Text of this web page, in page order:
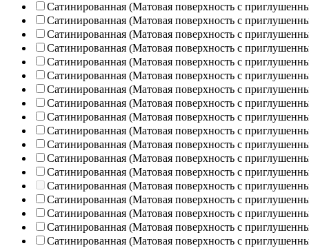
Сатинированная (Матовая поверхность с
Сатинированная (Матовая поверхность с
Сатинированная (Матовая поверхность с
Сатинированная (Матовая поверхность с
Сатинированная (Матовая поверхность с
Сатинированная (Матовая поверхность с
Сатинированная (Матовая поверхность с
Сатинированная (Матовая поверхность с
Сатинированная (Матовая поверхность с
Сатинированная (Матовая поверхность с
Сатинированная (Матовая поверхность с
Сатинированная (Матовая поверхность с
Сатинированная (Матовая поверхность с
Сатинированная (Матовая поверхность с
Сатинированная (Матовая поверхность с
Сатинированная (Матовая поверхность с
Сатинированная (Матовая поверхность с
Сатинированная (Матовая поверхность с